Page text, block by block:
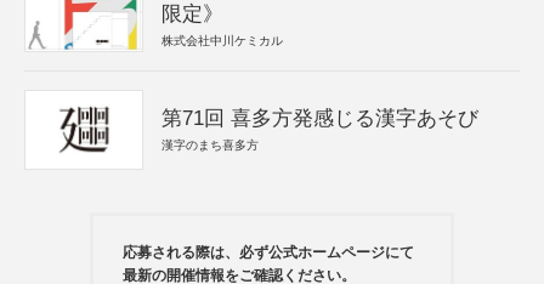
限定》
株式会社中川ケミカル
第71回 喜多方発感じる漢字あそび
漢字のまち喜多方
応募される際は、必ず公式ホームページにて
最新の開催情報をご確認ください。